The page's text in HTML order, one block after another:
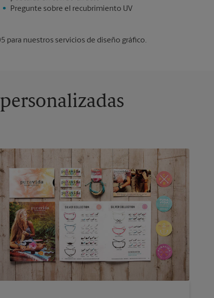
Pregunte sobre el recubrimiento UV
para nuestros servicios de diseño gráfico.